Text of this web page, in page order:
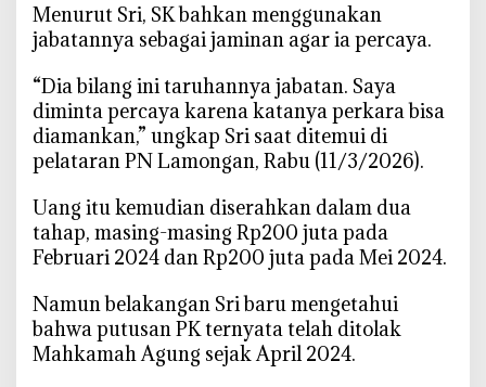
e
M
d
a
n
D
R
‎Menurut Sri, SK bahkan menggunakan
jabatannya sebagai jaminan agar ia percaya.
‎“Dia bilang ini taruhannya jabatan. Saya
diminta percaya karena katanya perkara bisa
diamankan,” ungkap Sri saat ditemui di
pelataran PN Lamongan, Rabu (11/3/2026).
‎Uang itu kemudian diserahkan dalam dua
tahap, masing-masing Rp200 juta pada
Februari 2024 dan Rp200 juta pada Mei 2024.
‎Namun belakangan Sri baru mengetahui
bahwa putusan PK ternyata telah ditolak
Mahkamah Agung sejak April 2024.